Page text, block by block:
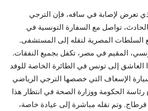
تعرض لإصابة في ساقه، فإن الترجي
تواصل مع السفارة التونسية في
السلطات المصرية لنقله إلى المستشفى.
المقيم في مصر، تكفل بجميع النفقات.
العاشق إلى تونس في الطائرة الخاصة للوفد
الإسعاف التي خصصها الترجي الرياضي
رئاسة الحكومة ووزارة الصحة في انتظار هذا
وتم نقله مباشرة إلى عيادة خاصة،